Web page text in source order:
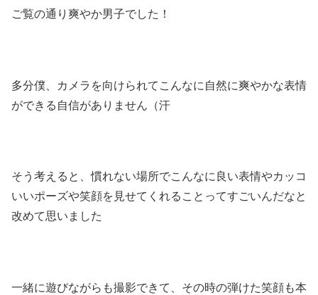
ご覧の通り爽やか男子でした！
多分僕、カメラを向けられてこんなに自然に爽やかな表情
ができる自信がありません（汗
そう考えると、慣れない場所でこんなに良い表情やカッコ
いいポーズや笑顔を見せてくれることってすごいんだなと
改めて思いました
一緒に遊びながらも撮影できて、その時の弾けた笑顔も本